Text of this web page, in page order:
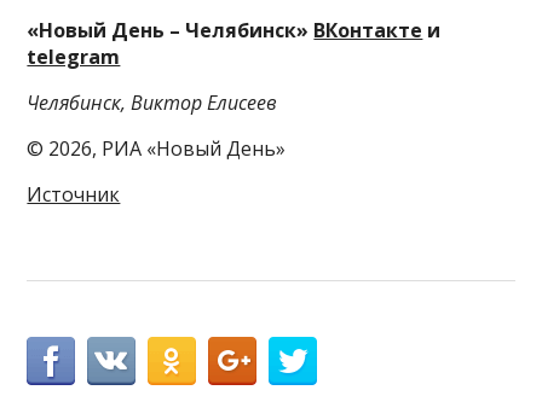
«Новый День – Челябинск» ВКонтакте и
telegram
Челябинск, Виктор Елисеев
© 2026, РИА «Новый День»
Источник